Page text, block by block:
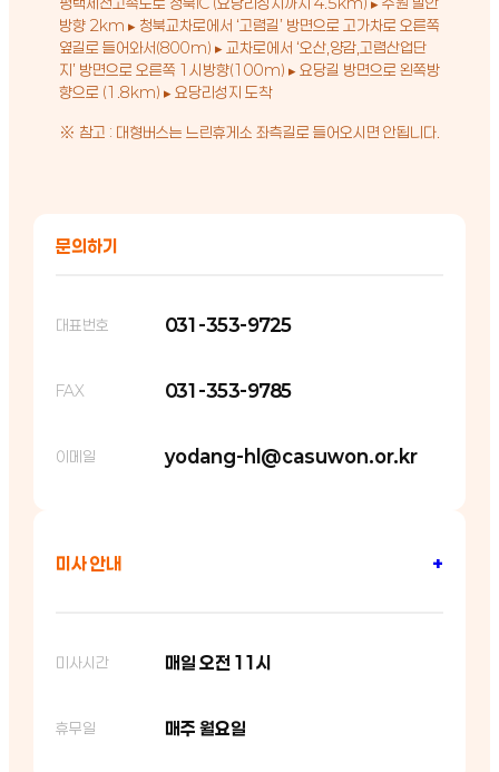
평택제천고속도로 청북IC (요당리성지까지 4.5km) ▸ 수원 발안
방향 2km ▸ 청북교차로에서 ‘고렴길’ 방면으로 고가차로 오른쪽
옆길로 들어와서(800m) ▸ 교차로에서 ‘오산,양감,고렴산업단
지’ 방면으로 오른쪽 1시방향(100m) ▸ 요당길 방면으로 왼쪽방
향으로 (1.8km) ▸ 요당리성지 도착
※ 참고 : 대형버스는 느린휴게소 좌측길로 들어오시면 안됩니다.
문의하기
대표번호 031-353-9725
FAX 031-353-9785
이메일 yodang-hl@casuwon.or.kr
미사 안내 +
미사시간 매일 오전 11시
휴무일 매주 월요일